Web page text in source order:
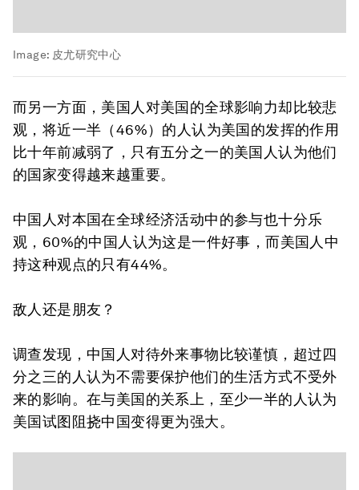
Image: 皮尤研究中心
而另一方面，美国人对美国的全球影响力却比较悲
观，将近一半（46%）的人认为美国的发挥的作用
比十年前减弱了，只有五分之一的美国人认为他们
的国家变得越来越重要。
中国人对本国在全球经济活动中的参与也十分乐
观，60%的中国人认为这是一件好事，而美国人中
持这种观点的只有44%。
敌人还是朋友？
调查发现，中国人对待外来事物比较谨慎，超过四
分之三的人认为不需要保护他们的生活方式不受外
来的影响。在与美国的关系上，至少一半的人认为
美国试图阻挠中国变得更为强大。